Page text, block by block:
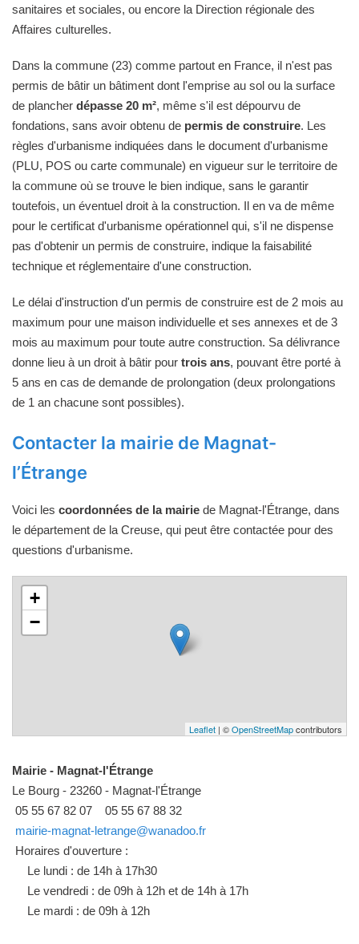
sanitaires et sociales, ou encore la Direction régionale des
Affaires culturelles.
Dans la commune (23) comme partout en France, il n'est pas
permis de bâtir un bâtiment dont l'emprise au sol ou la surface
de plancher dépasse 20 m², même s'il est dépourvu de
fondations, sans avoir obtenu de permis de construire. Les
règles d'urbanisme indiquées dans le document d'urbanisme
(PLU, POS ou carte communale) en vigueur sur le territoire de
la commune où se trouve le bien indique, sans le garantir
toutefois, un éventuel droit à la construction. Il en va de même
pour le certificat d'urbanisme opérationnel qui, s'il ne dispense
pas d'obtenir un permis de construire, indique la faisabilité
technique et réglementaire d'une construction.
Le délai d'instruction d'un permis de construire est de 2 mois au
maximum pour une maison individuelle et ses annexes et de 3
mois au maximum pour toute autre construction. Sa délivrance
donne lieu à un droit à bâtir pour trois ans, pouvant être porté à
5 ans en cas de demande de prolongation (deux prolongations
de 1 an chacune sont possibles).
Contacter la mairie de Magnat-
l’Étrange
Voici les coordonnées de la mairie de Magnat-l'Étrange, dans
le département de la Creuse, qui peut être contactée pour des
questions d'urbanisme.
+
−
Leaflet | ©OpenStreetMapcontributors
Mairie - Magnat-l'Étrange
Le Bourg - 23260 - Magnat-l'Étrange
05 55 67 82 07
05 55 67 88 32
mairie-magnat-letrange@wanadoo.fr
Horaires d'ouverture :
Le lundi : de 14h à 17h30
Le vendredi : de 09h à 12h et de 14h à 17h
Le mardi : de 09h à 12h